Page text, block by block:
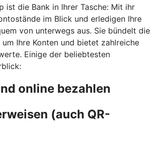
ist die Bank in Ihrer Tasche: Mit ihr
im Blick und erledigen Ihre
von unterwegs aus. Sie bündelt die
Ihre Konten und bietet zahlreiche
Einige der beliebtesten
online bezahlen
(auch QR-